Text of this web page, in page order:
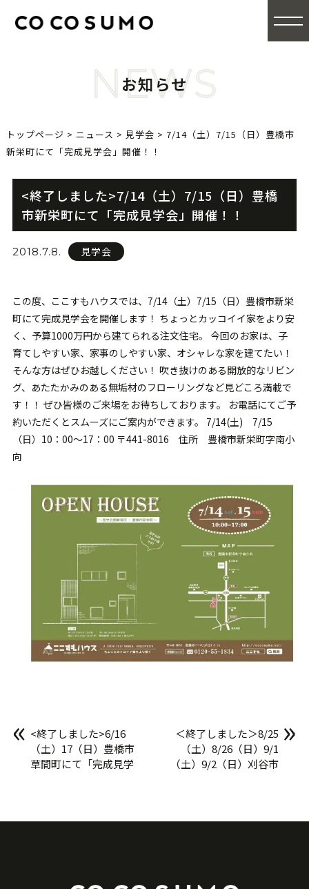
NEWS
お知らせ
トップページ > ニュース > 見学会 > 7/14（土）7/15（日）豊橋市
新栄町にて「完成見学会」開催！！
<終了しました>7/14（土）7/15（日）豊橋
市新栄町にて「完成見学会」開催！！
2018.7.8. 見学会
この度、ここすもハウスでは、7/14（土）7/15（日）豊橋市新栄
町にて完成見学会を開催します！ ちょっとカッコイイ家をより安
く、予算1000万円から建てられる注文住宅。 今回のお家は、子
育てしやすい家、家事のしやすい家、オシャレな家を建てたい！
そんな方はぜひお越しください！ 吹き抜けのある開放的なリビン
グ、あたたかみのある無垢材のフローリングなど見どころ満載で
す！！ ぜひ皆様のご来場をお待ちしております。 お電話にてご予
約いただくとスムーズにご案内ができます。 7/14(土) 7/15
（日）10：00～17：00 〒441-8016 住所 豊橋市新栄町字南小
向
« <終了しました>6/16
（土）17（日）豊橋市
草間町にて「完成見学
＜終了しました＞8/25
（土）8/26（日）9/1
（土）9/2（日）刈谷市
»